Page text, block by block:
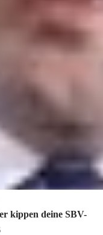
→
→
https://www.waf-
→
Wahl →
wahl
kippen deine SBV-